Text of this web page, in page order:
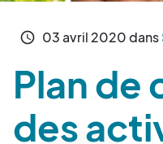
schedule 03avril 2020dans
Plan de
des